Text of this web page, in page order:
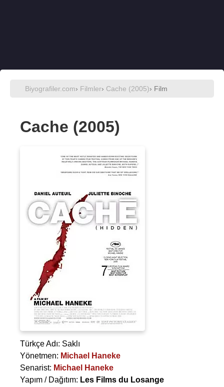
Biyografiler.com› Filmler› Cache (2005)› Film
Cache (2005)
Türkçe Adı: Saklı
Yönetmen: Michael Haneke
Senarist: Michael Haneke
Yapım / Dağıtım: Les Films du Losange